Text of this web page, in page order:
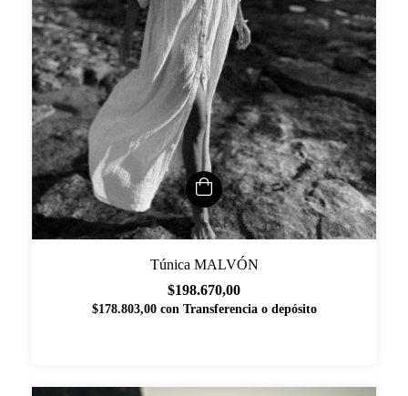
Túnica MALVÓN
$198.670,00
$178.803,00 con Transferencia o depósito